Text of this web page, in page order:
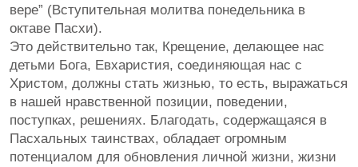
вере” (Вступительная молитва понедельника в
октаве Пасхи).
Это действительно так, Крещение, делающее нас
детьми Бога, Евхаристия, соединяющая нас с
Христом, должны стать жизнью, то есть, выражаться
в нашей нравственной позиции, поведении,
поступках, решениях. Благодать, содержащаяся в
Пасхальных таинствах, обладает огромным
потенциалом для обновления личной жизни, жизни